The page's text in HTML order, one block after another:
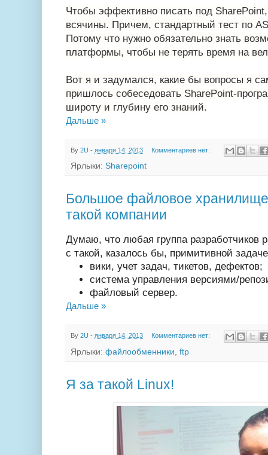
Чтобы эффективно писать под
всячины. Причем, стандартный тест по
Потому что нужно обязательно знать
платформы, чтобы не терять время на
Вот я и задумался, какие бы вопросы я
пришлось собеседовать SharePoint-
широту и глубину его знаний.
Дальше »
By 2U - января 14, 2013 Комментариев нет:
Ярлыки: Sharepoint
Большое файловое
такой компании
Думаю, что любая группа разработчиков
с такой, казалось бы, примитивной
вики, учет задач, тикетов, дефектов;
система управления версиями/
файловый сервер.
Дальше »
By 2U - января 14, 2013 Комментариев нет:
Ярлыки: файлообменники ftp
Я за такой Linux!